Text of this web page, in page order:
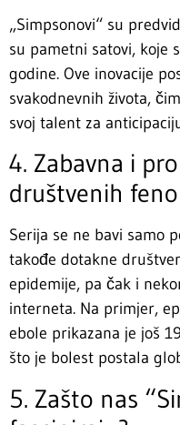
„Simpsonovi“ su
su pametni satovi, koje
godine. Ove inovacije
svakodnevnih života,
svoj talent za
4. Zabavna i
društvenih
Serija se ne bavi samo
takođe dotakne
epidemije, pa čak i
interneta. Na primjer,
ebole prikazana je još
što je bolest postala
5. Zašto nas